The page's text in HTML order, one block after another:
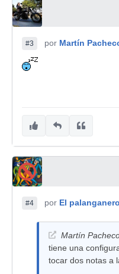
#3 por Martín
#4 por El
Martín
tiene una
tocar dos notas a